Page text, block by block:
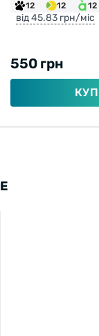
12 12 12
від 45.83 грн/міс
550 грн